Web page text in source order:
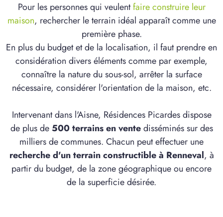
Pour les personnes qui veulentfaire construire leur
maison, rechercher le terrain idéal apparaît comme une
première phase.
En plus du budget et de la localisation, il faut prendre en
considération divers éléments comme par exemple,
connaître la nature du sous-sol, arrêter la surface
nécessaire, considérer l'orientation de la maison, etc.
Intervenant dans l'Aisne, Résidences Picardes dispose
de plus de 500 terrains en ventedisséminés sur des
milliers de communes. Chacun peut effectuer une
recherche d'un terrain constructible à Renneval, à
partir du budget, de la zone géographique ou encore
de la superficie désirée.